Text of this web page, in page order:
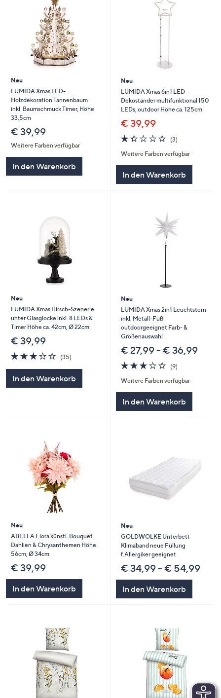
Neu
LUMIDA Xmas LED-
Holzdekoration Tannenbaum
inkl. Baumschmuck Timer, Höhe
33,5cm
€ 39,99
Weitere Farben verfügbar
In den Warenkorb
Neu
LUMIDA Xmas 6in1 LED-
Dekoständer multifunktional 150
LEDs, outdoor Höhe ca. 125cm
€ 39,99
1.3
von
5
(3)
Weitere Farben verfügbar
In den Warenkorb
Neu
LUMIDA Xmas Hirsch-Szenerie
unter Glasglocke inkl. 8 LEDs &
Timer Höhe ca. 42cm, Ø 22cm
€ 39,99
3.1
von
5
(35)
In den Warenkorb
Neu
LUMIDA Xmas 2in1 Leuchtstern
inkl. Metall-Fuß
outdoorgeeignet Farb- &
Größenauswahl
€ 27,99 - € 36,99
2.8
von
5
(9)
Weitere Farben verfügbar
In den Warenkorb
Neu
ABELLA Flora künstl. Bouquet
Dahlien & Chrysanthemen Höhe
56cm, Ø 34cm
€ 39,99
In den Warenkorb
Neu
GOLDWOLKE Unterbett
Klimaband neue Füllung
f.Allergiker geeignet
€ 34,99 - € 54,99
In den Warenkorb